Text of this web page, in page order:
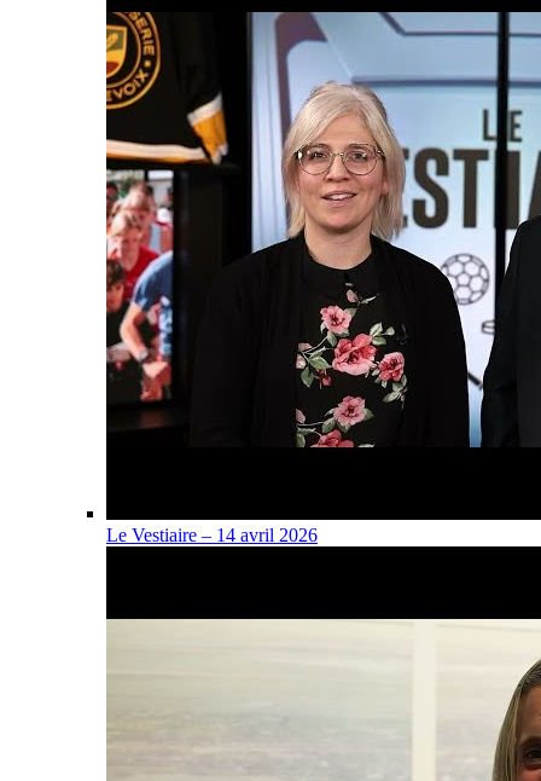
Le Vestiaire – 14 avril 2026